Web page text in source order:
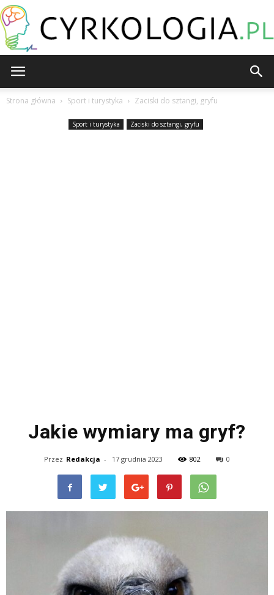
Strona główna Sport i turystyka Zaciski do sztangi, gryfu
Sport i turystyka Zaciski do sztangi, gryfu
Jakie wymiary ma gryf?
Przez Redakcja - 17 grudnia 2023 802 0